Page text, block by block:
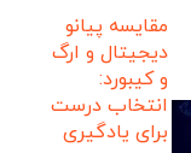
مقایسه پیانو
دیجیتال و ارگ
و کیبورد:
انتخاب درست
برای یادگیری